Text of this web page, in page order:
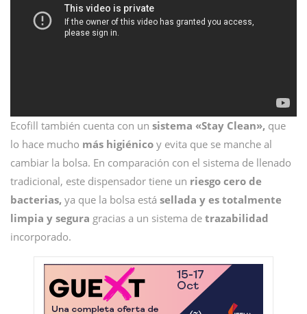
Ecofill también cuenta con un sistema «Stay Clean», que
lo hace mucho más higiénico y evita que se manche al
cambiar la bolsa. En comparación con el sistema de llenado
tradicional, este dispensador tiene un riesgo cero de
bacterias, ya que la bolsa está sellada y es totalmente
limpia y segura gracias a un sistema de trazabilidad
incorporado.